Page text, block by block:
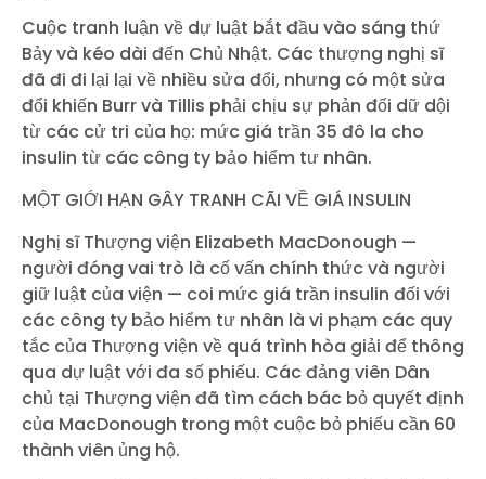
Cuộc tranh luận về dự luật bắt đầu vào sáng thứ
Bảy và kéo dài đến Chủ Nhật. Các thượng nghị sĩ
đã đi đi lại lại về nhiều sửa đổi, nhưng có một sửa
đổi khiến Burr và Tillis phải chịu sự phản đối dữ dội
từ các cử tri của họ: mức giá trần 35 đô la cho
insulin từ các công ty bảo hiểm tư nhân.
MỘT GIỚI HẠN GÂY TRANH CÃI VỀ GIÁ INSULIN
Nghị sĩ Thượng viện Elizabeth MacDonough —
người đóng vai trò là cố vấn chính thức và người
giữ luật của viện — coi mức giá trần insulin đối với
các công ty bảo hiểm tư nhân là vi phạm các quy
tắc của Thượng viện về quá trình hòa giải để thông
qua dự luật với đa số phiếu. Các đảng viên Dân
chủ tại Thượng viện đã tìm cách bác bỏ quyết định
của MacDonough trong một cuộc bỏ phiếu cần 60
thành viên ủng hộ.